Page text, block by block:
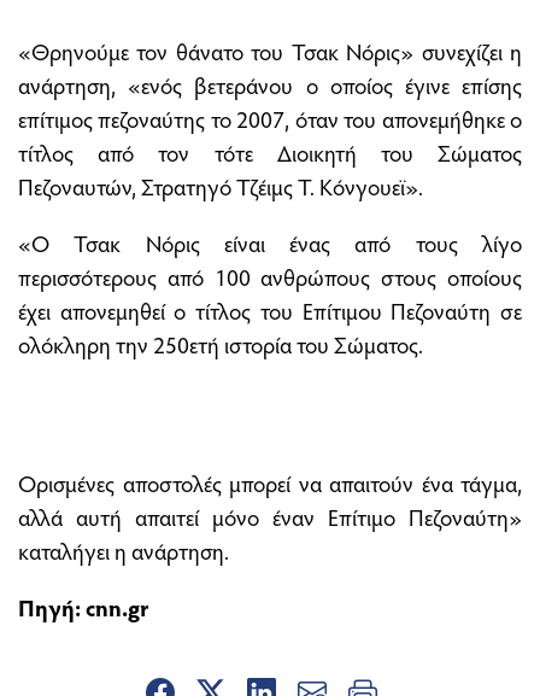
«Θρηνούμε τον θάνατο του Τσακ Νόρις» συνεχίζει η
ανάρτηση, «ενός βετεράνου ο οποίος έγινε επίσης
επίτιμος πεζοναύτης το 2007, όταν του απονεμήθηκε ο
τίτλος από τον τότε Διοικητή του Σώματος
Πεζοναυτών, Στρατηγό Τζέιμς Τ. Κόνγουεϊ».
«Ο Τσακ Νόρις είναι ένας από τους λίγο
περισσότερους από 100 ανθρώπους στους οποίους
έχει απονεμηθεί ο τίτλος του Επίτιμου Πεζοναύτη σε
ολόκληρη την 250ετή ιστορία του Σώματος.
Ορισμένες αποστολές μπορεί να απαιτούν ένα τάγμα,
αλλά αυτή απαιτεί μόνο έναν Επίτιμο Πεζοναύτη»
καταλήγει η ανάρτηση.
Πηγή: cnn.gr